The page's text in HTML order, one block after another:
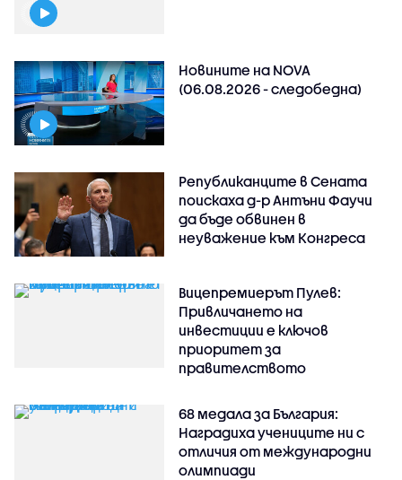
Новините на NOVA
(06.08.2026 - следобедна)
Републиканците в Сената
поискаха д-р Антъни Фаучи
да бъде обвинен в
неуважение към Конгреса
Вицепремиерът Пулев:
Привличането на
инвестиции е ключов
приоритет за
правителството
68 медала за България:
Наградиха учениците ни с
отличия от международни
олимпиади